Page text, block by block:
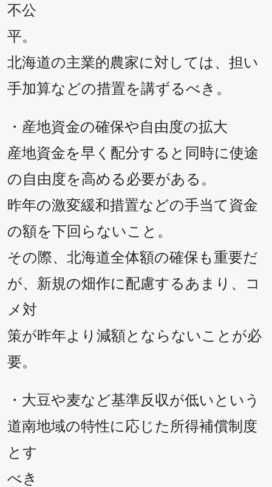
不公
平。
北海道の主業的農家に対しては、担い
手加算などの措置を講ずるべき。
・産地資金の確保や自由度の拡大
産地資金を早く配分すると同時に使途
の自由度を高める必要がある。
昨年の激変緩和措置などの手当て資金
の額を下回らないこと。
その際、北海道全体額の確保も重要だ
が、新規の畑作に配慮するあまり、コ
メ対
策が昨年より減額とならないことが必
要。
・大豆や麦など基準反収が低いという
道南地域の特性に応じた所得補償制度
とす
べき